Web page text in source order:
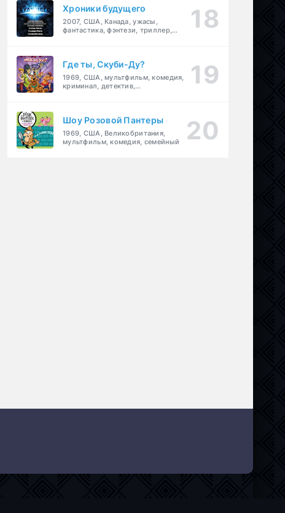
Хроники будущего
2007, США, Канада, ужасы,
фантастика, фэнтези, триллер,
Где ты, Скуби-Ду?
1969, США, мультфильм, комедия,
криминал, детектив,
Шоу Розовой Пантеры
1969, США, Великобритания,
мультфильм, комедия, семейный